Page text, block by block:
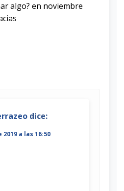
algo? en noviembre
dice:
a las 16:50